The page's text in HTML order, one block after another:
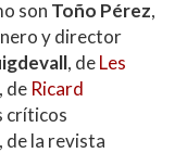
son Toño Pérez,
y director
, deLes
, de Ricard
críticos
, de la revista